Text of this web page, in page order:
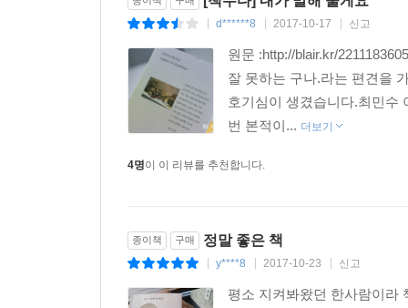
d******8 2017-10-17 신고
원문 :http://blair.kr/
잘 못하는 구나.라는 편견을
호기심이 생겼습니다.최민수
번 본적이... 더보기
4명이 이 리뷰를 추천합니다.
종이책 구매 정말 좋은 책
y****8 2017-10-23 신고
평소 지켜봐왔던 한사람이라